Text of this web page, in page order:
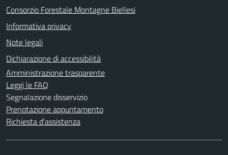
Consorzio Forestale Montagne Biellesi
Informativa privacy
Note legali
Dichiarazione di accessibilità
Amministrazione trasparente
Leggi le FAQ
Segnalazione disservizio
Prenotazione appuntamento
Richiesta d'assistenza